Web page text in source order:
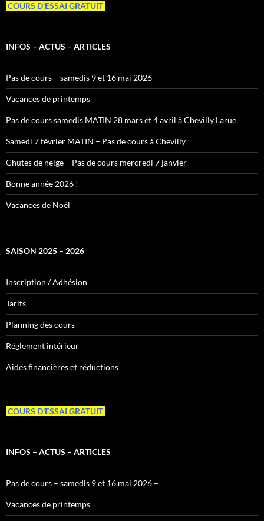
COURS D'ESSAI GRATUIT
INFOS – ACTUS – ARTICLES
Pas de cours – samedis 9 et 16 mai 2026 –
Vacances de printemps
Pas de cours samedis MATIN 28 mars et 4 avril à Chevilly Larue
Samedi 7 février MATIN – Pas de cours à Chevilly
Chutes de neige – Pas de cours mercredi 7 janvier
Bonne année 2026 !
Vacances de Noël
SAISON 2025 – 2026
Inscription / Adhésion
Tarifs
Planning des cours
Réglement intérieur
Aides financières et réductions
COURS D'ESSAI GRATUIT
INFOS – ACTUS – ARTICLES
Pas de cours – samedis 9 et 16 mai 2026 –
Vacances de printemps